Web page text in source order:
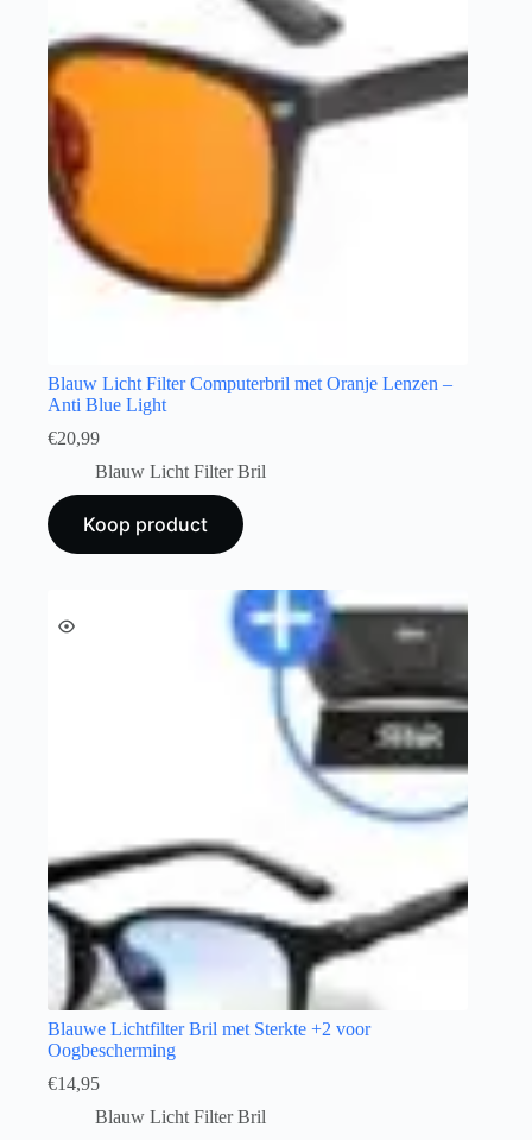
Blauw Licht Filter Computerbril met Oranje Lenzen –
Anti Blue Light
€20,99
Blauw Licht Filter Bril
Koop product
Blauwe Lichtfilter Bril met Sterkte +2 voor
Oogbescherming
€14,95
Blauw Licht Filter Bril